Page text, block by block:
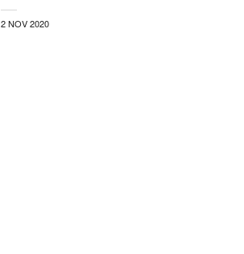
2 NOV 2020